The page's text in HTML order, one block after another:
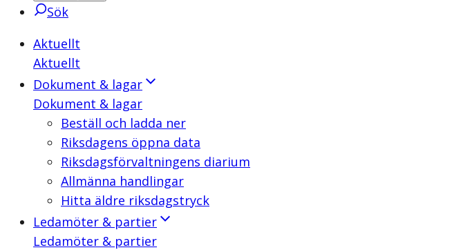
Sök
Aktuellt
Aktuellt
Dokument & lagar
Dokument & lagar
Beställ och ladda ner
Riksdagens öppna data
Riksdagsförvaltningens diarium
Allmänna handlingar
Hitta äldre riksdagstryck
Ledamöter & partier
Ledamöter & partier